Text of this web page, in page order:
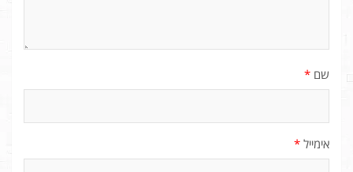
שם *
אימייל *